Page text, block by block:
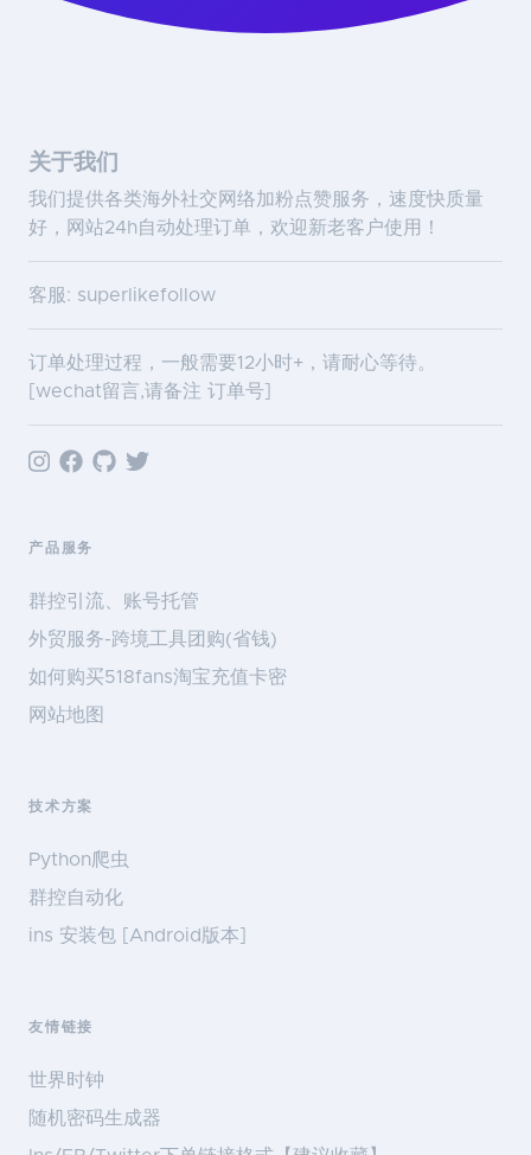
关于我们
我们提供各类海外社交网络加粉点赞服务，速度快质量
好，网站24h自动处理订单，欢迎新老客户使用！
客服: superlikefollow
订单处理过程，一般需要12小时+，请耐心等待。
[wechat留言,请备注 订单号]
产品服务
群控引流、账号托管
外贸服务-跨境工具团购(省钱)
如何购买518fans淘宝充值卡密
网站地图
技术方案
Python爬虫
群控自动化
ins 安装包 [Android版本]
友情链接
世界时钟
随机密码生成器